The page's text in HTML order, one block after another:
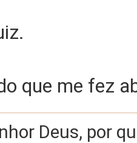
que me fez
Deus, por